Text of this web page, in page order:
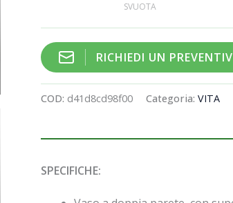
SVUOTA
RICHIEDI UN
COD: d41d8cd98f00 Categoria:VITA
SPECIFICHE: